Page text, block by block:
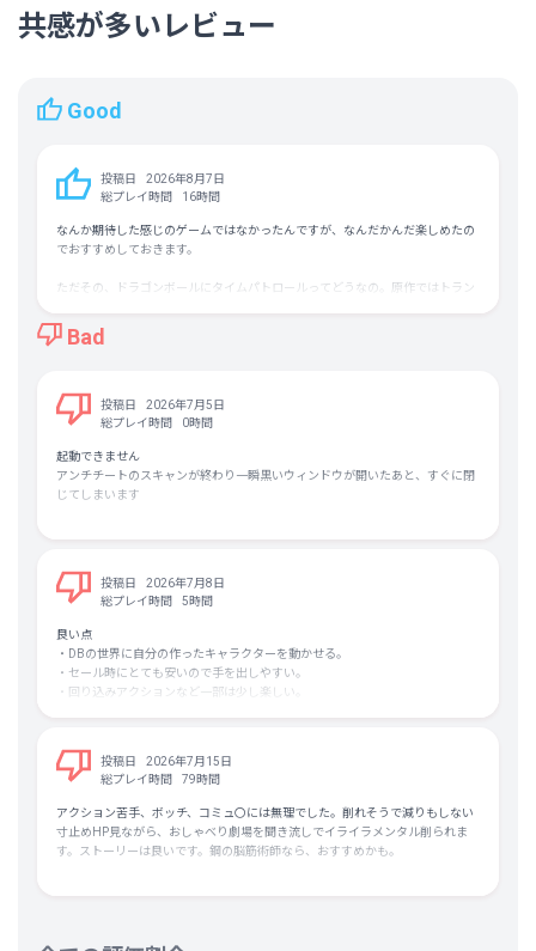
フォロワー数 200,662人
共感が多いレビュー
Good
投稿日
2026年8月7日
総プレイ時間
16時間
なんか期待した感じのゲームではなかったんですが、なんだかんだ楽しめたの
でおすすめしておきます。
ただその、ドラゴンボールにタイムパトロールってどうなの。原作ではトラン
処理されてたのに、トワの歴史改変はなんで駄目なのかが良く分からなかった
んですよね。
空達に混ざって原作追体験するってんじゃ駄目だったのかな・・
それともバンナムのポリシーとして、ダイジェストでの原作再現じゃないと嫌
◆ゲームとして
いから、結局通常攻撃の連打、つまり同じ事ばかりずっとやってて飽きがきま
す。
各種の技より、ふっ飛ばして追い越して追撃ってやつをゲージ溜めないと使え
ないようにした方が、まだ変化あって良かったんじゃないですかね。
あと、個人的にいただけなかったのはネトゲというかソシャゲというか、コン
かと思いました。
Bad
投稿日
2026年7月5日
総プレイ時間
0時間
起動できません
アンチチートのスキャンが終わり一瞬黒いウィンドウが開いたあと、すぐに閉
じてしまいます
投稿日
2026年7月8日
総プレイ時間
5時間
良い点
・DBの世界に自分の作ったキャラクターを動かせる。
・セール時にとても安いので手を出しやすい。
・回り込みアクションなど一部は少し楽しい。
・画面が眩しく見づらい。
・3Dのキャラがカクカクツルツルしている。
・ストーリーが退屈でつらい。
・戦闘に慣れると単調になりがちで、アクションが得意じゃないとコンボなど
工夫が難しい。更にAIに勝つために頑張っても面白くない。
(立体ロックオン格闘ゲームっていう時点で察するべきだった)
投稿日
2026年7月15日
総プレイ時間
79時間
アクション苦手、ボッチ、コミュ〇には無理でした。削れそうで減りもしない
寸止めHP見ながら、おしゃべり劇場を聞き流しでイライラメンタル削られま
す。ストーリーは良いです。鋼の脳筋術師なら、おすすめかも。